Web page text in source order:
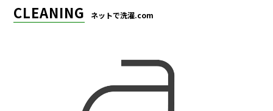
CLEANING ネットで洗濯.com